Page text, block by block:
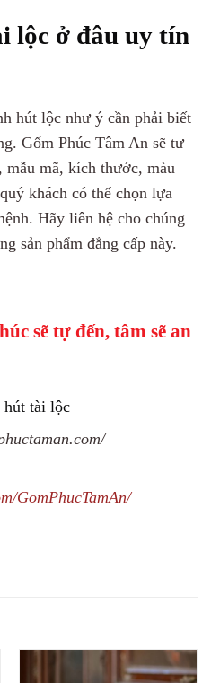
lộc ở đâu uy tín
hút lộc như ý cần phải biết
Gốm Phúc Tâm An sẽ tư
mã, kích thước, màu
khách có thể chọn lựa
Hãy liên hệ cho chúng
sản phẩm đẳng cấp này.
sẽ tự đến, tâm sẽ an
hút tài lộc
GomPhucTamAn/